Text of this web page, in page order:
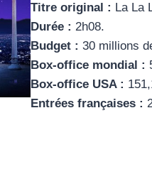
Titre original : La La
Durée : 2h08.
Budget : 30 millions
Box-office mondial :
Box-office USA :
Entrées françaises :